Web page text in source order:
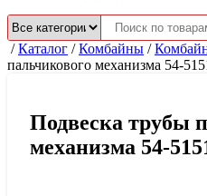
/Каталог /Комбайны /
пальчикового механизма 54-
Подвеска трубы
механизма 54-